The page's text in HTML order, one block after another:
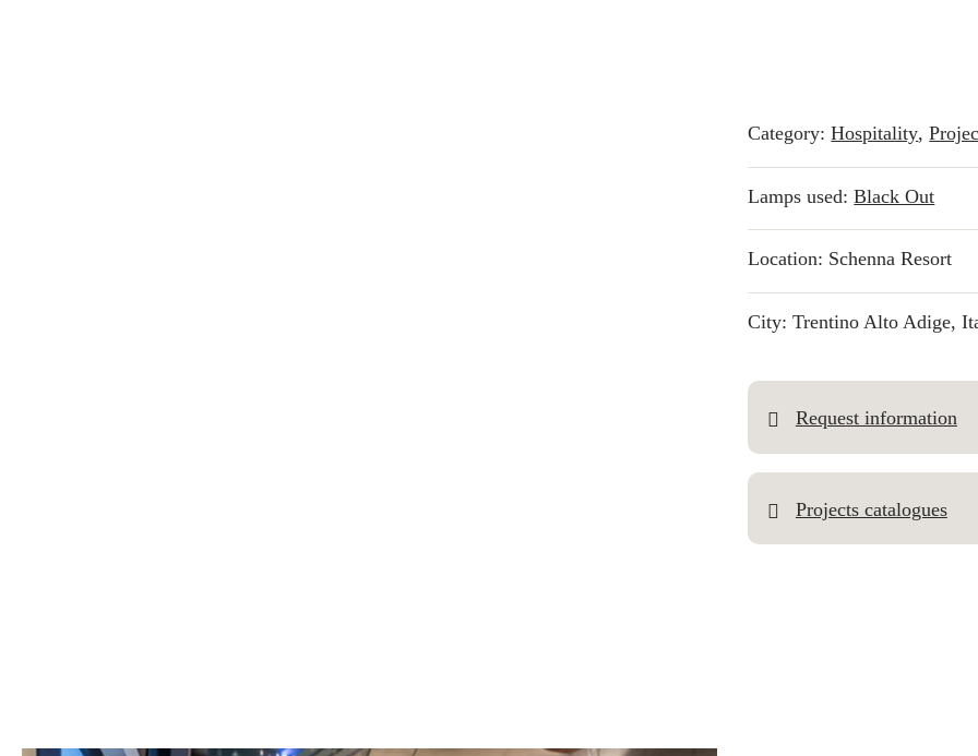
Category:Hospitality,
Lamps used:Black Out
Location: Schenna Resort
City: Trentino Alto Adige,
Request information
Projects catalogues